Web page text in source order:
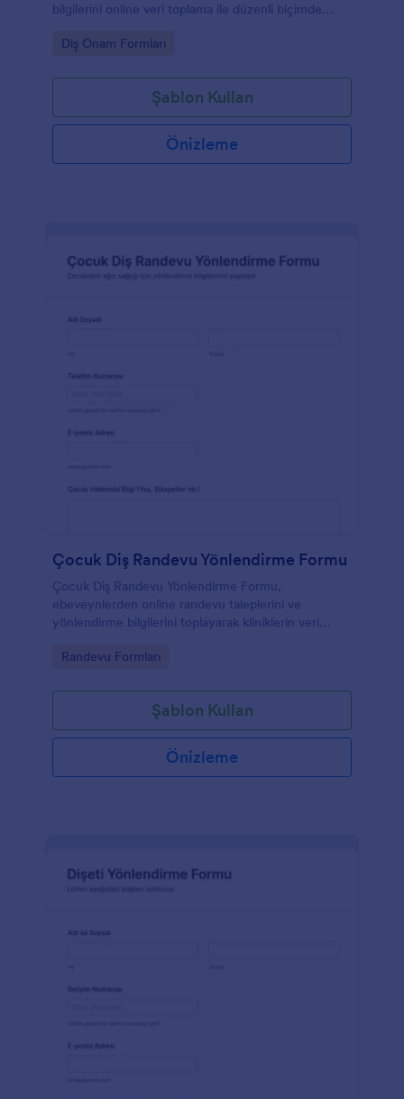
bilgilerini online veri toplama ile düzenli biçimde
yardımcı olur.
Go to Category:
Diş Onam Formları
Şablon Kullan
Önizleme
Çocuk Diş Randevu Yönlendirme Formu
Çocuk Diş Randevu Yönlendirme Formu,
ebeveynlerden online randevu taleplerini ve
yönlendirme bilgilerini toplayarak kliniklerin veri
düzenli yürütmesine yardımcı olur.
Go to Category:
Randevu Formları
Şablon Kullan
Önizleme